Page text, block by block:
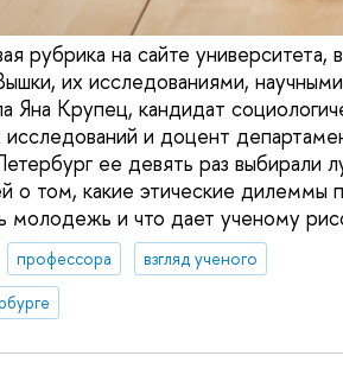
рубрика на сайте университета,
их исследованиями,
Яна Крупец, кандидат
и доцент
ее девять раз выбирали
о том, какие этические
молодежь и что дает ученому
профессора
взгляд ученого